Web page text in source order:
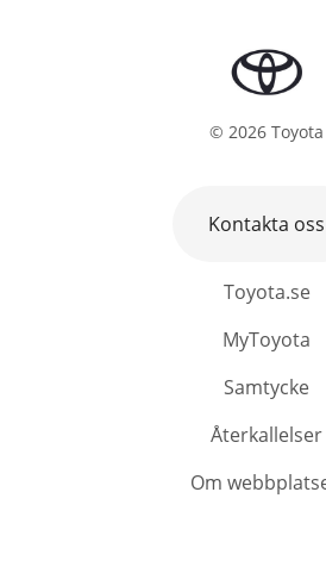
© 2026 Toyota
Toyota.se
MyToyota
Samtycke
Återkallelser
Om
Kontakta oss